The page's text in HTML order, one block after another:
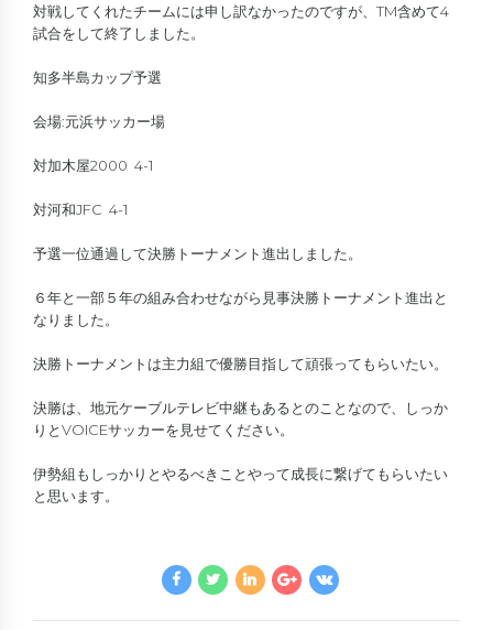
対戦してくれたチームには申し訳なかったのですが、TM含めて4
試合をして終了しました。
知多半島カップ予選
会場:元浜サッカー場
対加木屋2000 4-1
対河和JFC 4-1
予選一位通過して決勝トーナメント進出しました。
６年と一部５年の組み合わせながら見事決勝トーナメント進出と
なりました。
決勝トーナメントは主力組で優勝目指して頑張ってもらいたい。
決勝は、地元ケーブルテレビ中継もあるとのことなので、しっか
りとVOICEサッカーを見せてください。
伊勢組もしっかりとやるべきことやって成長に繋げてもらいたい
と思います。